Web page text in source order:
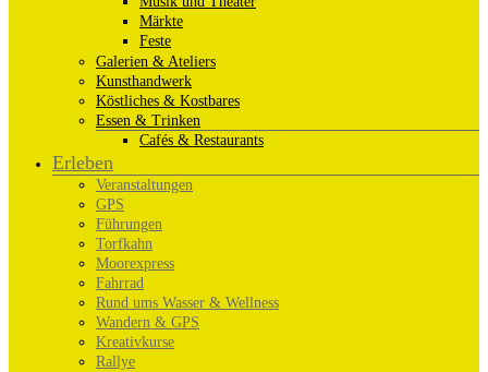
Märkte
Feste
Galerien & Ateliers
Kunsthandwerk
Köstliches & Kostbares
Essen & Trinken
Cafés & Restaurants
Erleben
Veranstaltungen
GPS
Führungen
Torfkahn
Moorexpress
Fahrrad
Rund ums Wasser & Wellness
Wandern & GPS
Kreativkurse
Rallye